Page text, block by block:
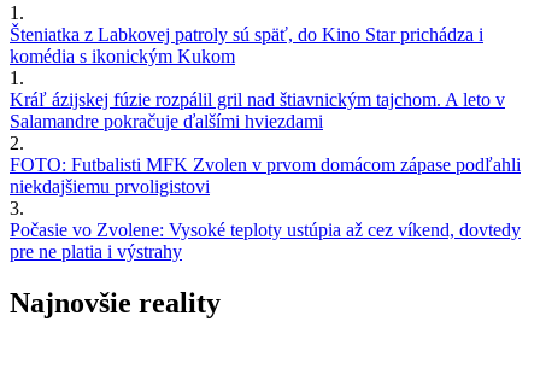
1.
Šteniatka z Labkovej patroly sú späť, do Kino Star prichádza i
komédia s ikonickým Kukom
1.
Kráľ ázijskej fúzie rozpálil gril nad štiavnickým tajchom. A leto v
Salamandre pokračuje ďalšími hviezdami
2.
FOTO: Futbalisti MFK Zvolen v prvom domácom zápase podľahli
niekdajšiemu prvoligistovi
3.
Počasie vo Zvolene: Vysoké teploty ustúpia až cez víkend, dovtedy
pre ne platia i výstrahy
Najnovšie reality